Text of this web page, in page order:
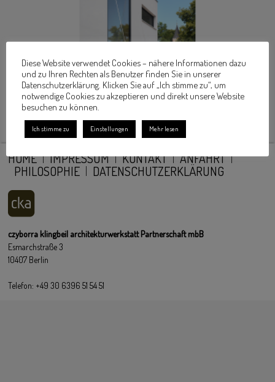
HOME IMPRESSUM KONTAKT
ANFAHRT
PHILOSOPHIE
DATENSCHUTZERKLÄRUNG
czyborra klingbeil architekturwerkstatt Partnerschaft mbB
Esmarchstraße 3
10407 Berlin
Telefon: +49 30 6396 51 54 51
Diese Website verwendet Cookies – nähere Informationen dazu
und zu Ihren Rechten als Benutzer finden Sie in unserer
Datenschutzerklärung. Klicken Sie auf „Ich stimme zu“, um
notwendige Cookies zu akzeptieren und direkt unsere Website
besuchen zu können.
Ich stimme zu Einstellungen Mehr lesen